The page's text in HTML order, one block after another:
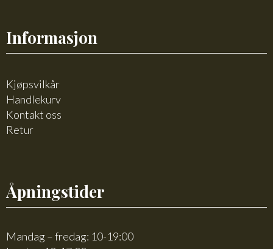
Informasjon
Kjøpsvilkår
Handlekurv
Kontakt oss
Retur
Åpningstider
Mandag – fredag: 10-19:00